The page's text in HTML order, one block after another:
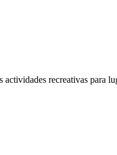
recreativas para